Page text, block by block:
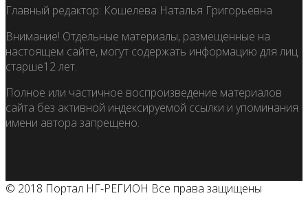
Главный редактор: Кошелева Наталья Григорьевна
Внимание! Отдельные материалы, размещенные на
настоящем сайте, могут содержать информацию для лиц
старше12 лет.
Полное или частичное воспроизведение материалов
сайта без активной индексируемой ссылки и упоминания
имени автора запрещено.
© 2018 Портал НГ-РЕГИОН Все права защищены